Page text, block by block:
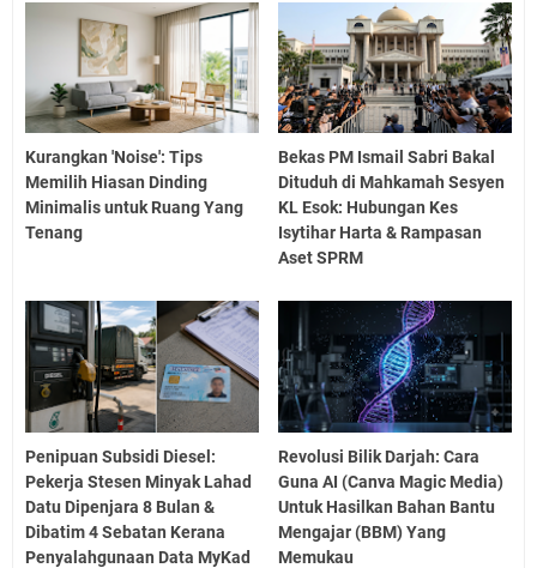
Kurangkan 'Noise': Tips
Memilih Hiasan Dinding
Minimalis untuk Ruang Yang
Tenang
Bekas PM Ismail Sabri Bakal
Dituduh di Mahkamah Sesyen
KL Esok: Hubungan Kes
Isytihar Harta & Rampasan
Aset SPRM
Penipuan Subsidi Diesel:
Pekerja Stesen Minyak Lahad
Datu Dipenjara 8 Bulan &
Dibatim 4 Sebatan Kerana
Penyalahgunaan Data MyKad
Revolusi Bilik Darjah: Cara
Guna AI (Canva Magic Media)
Untuk Hasilkan Bahan Bantu
Mengajar (BBM) Yang
Memukau